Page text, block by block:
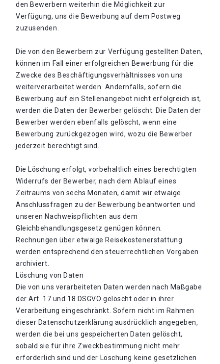
den Bewerbern weiterhin die Möglichkeit zur
Verfügung, uns die Bewerbung auf dem Postweg
zuzusenden.
Die von den Bewerbern zur Verfügung gestellten Daten,
können im Fall einer erfolgreichen Bewerbung für die
Zwecke des Beschäftigungsverhältnisses von uns
weiterverarbeitet werden. Andernfalls, sofern die
Bewerbung auf ein Stellenangebot nicht erfolgreich ist,
werden die Daten der Bewerber gelöscht. Die Daten der
Bewerber werden ebenfalls gelöscht, wenn eine
Bewerbung zurückgezogen wird, wozu die Bewerber
jederzeit berechtigt sind.
Die Löschung erfolgt, vorbehaltlich eines berechtigten
Widerrufs der Bewerber, nach dem Ablauf eines
Zeitraums von sechs Monaten, damit wir etwaige
Anschlussfragen zu der Bewerbung beantworten und
unseren Nachweispflichten aus dem
Gleichbehandlungsgesetz genügen können.
Rechnungen über etwaige Reisekostenerstattung
werden entsprechend den steuerrechtlichen Vorgaben
archiviert.
Löschung von Daten
Die von uns verarbeiteten Daten werden nach Maßgabe
der Art. 17 und 18 DSGVO gelöscht oder in ihrer
Verarbeitung eingeschränkt. Sofern nicht im Rahmen
dieser Datenschutzerklärung ausdrücklich angegeben,
werden die bei uns gespeicherten Daten gelöscht,
sobald sie für ihre Zweckbestimmung nicht mehr
erforderlich sind und der Löschung keine gesetzlichen